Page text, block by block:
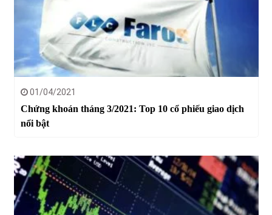
01/04/2021
Chứng khoán tháng 3/2021: Top 10 cổ phiếu giao dịch
nổi bật